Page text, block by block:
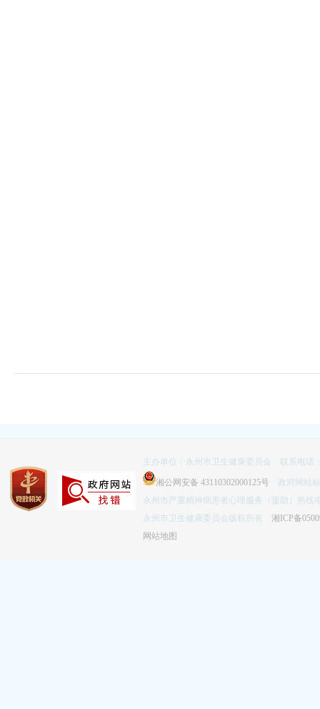
主办单位：永州市卫生健康委员会 联系电话
湘公网安备 43110302000125号 政府网站标
永州市严重精神病患者心理服务（援助）热线
永州市卫生健康委员会版权所有 湘ICP备
网站地图